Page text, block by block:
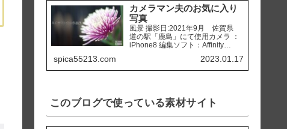
カメラマン夫のお気に入り
写真
風景 撮影日:2021年9月 佐賀県
道の駅「鹿島」にて使用カメラ ：
iPhone8 編集ソフト：Affinity
天草市 「ホテルアレグリアガー
デンズ天草」にて使用カメラ ：
spica55213.com 2023.01.17
このブログで使っている素材サイト